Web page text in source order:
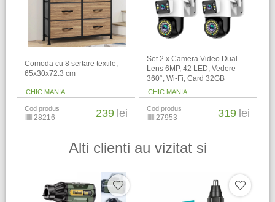
Comoda cu 8 sertare textile,
65x30x72.3 cm
CHIC MANIA
Cod produs
28216 239 lei
Set 2 x Camera Video Dual
Lens 6MP, 42 LED, Vedere
360°, Wi-Fi, Card 32GB
CHIC MANIA
Cod produs
27953 319 lei
Alti clienti au vizitat si